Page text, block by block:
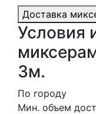
Доставка
Условия
3м.
По городу
Мин. объем